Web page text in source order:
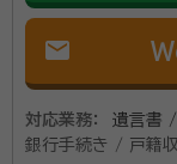
mail
対応業務：
遺言書
銀行手続き / 戸籍